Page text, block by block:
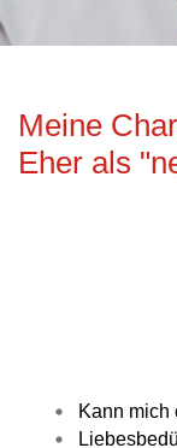
Meine
Eher als
Kann mich